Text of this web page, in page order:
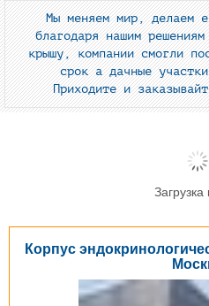
Мы меняем мир, делаем
благодаря нашим
крышу, компании смогли
срок а дачные
Приходите и
Загрузка
Корпус